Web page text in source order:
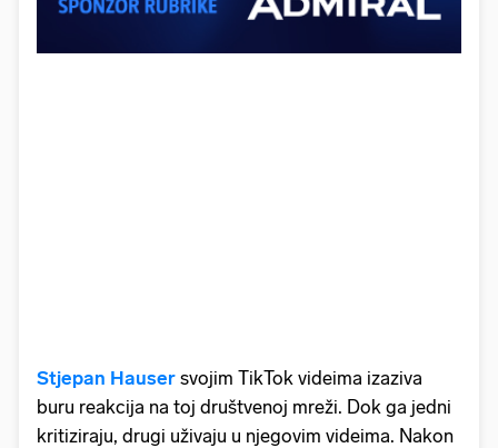
Stjepan Hauser svojim TikTok videima izaziva
buru reakcija na toj društvenoj mreži. Dok ga jedni
kritiziraju, drugi uživaju u njegovim videima. Nakon